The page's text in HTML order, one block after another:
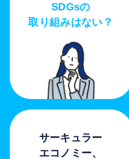
SDGsの
取り組みはない？
サーキュラー
エコノミー、